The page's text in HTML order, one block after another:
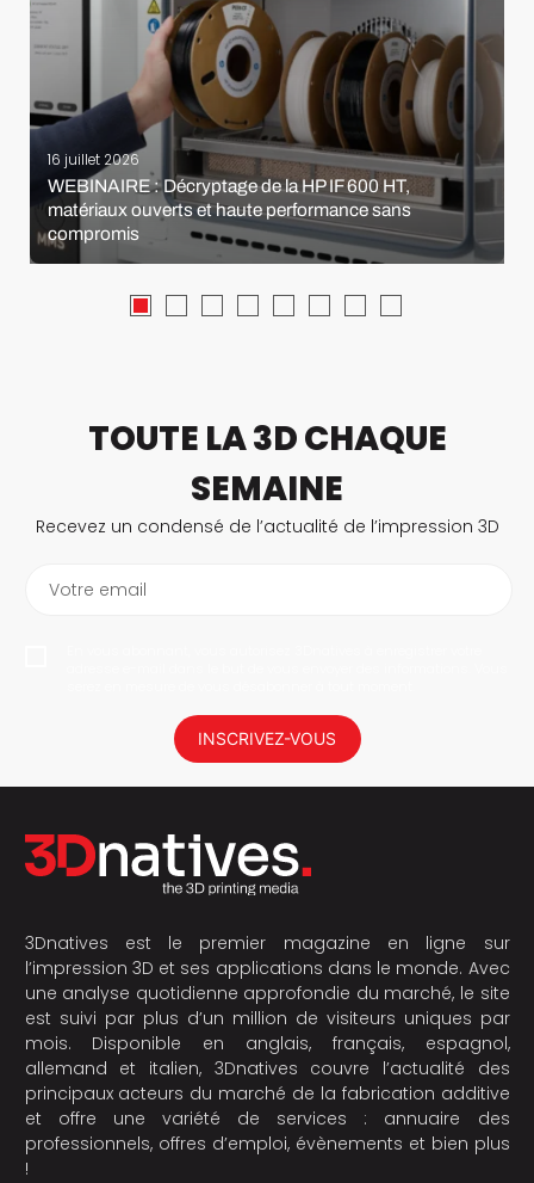
16 juillet 2026
WEBINAIRE : Décryptage de la HP IF 600 HT,
matériaux ouverts et haute performance sans
compromis
TOUTE LA 3D CHAQUE
SEMAINE
Recevez un condensé de l’actualité de l’impression 3D
Votre email
INSCRIVEZ-VOUS
3Dnatives est le premier magazine en ligne sur
l’impression 3D et ses applications dans le monde. Avec
une analyse quotidienne approfondie du marché, le site
est suivi par plus d’un million de visiteurs uniques par
mois. Disponible en anglais, français, espagnol,
allemand et italien, 3Dnatives couvre l’actualité des
principaux acteurs du marché de la fabrication additive
et offre une variété de services : annuaire des
professionnels, offres d’emploi, évènements et bien plus
!